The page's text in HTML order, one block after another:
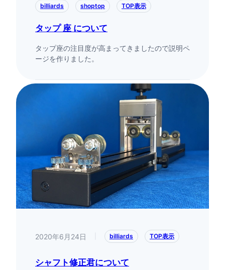
billiards shoptop TOP表示
タップ 座 について
タップ座の注目度が高まってきましたので説明ペ
ージを作りました。
2020年6月24日 billiards TOP表示
シャフト修正君について